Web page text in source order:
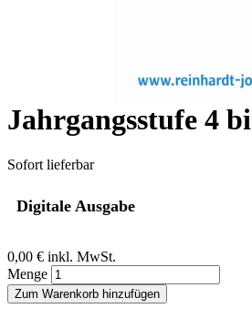
Mathematik und
Jahrgangsstufe 4
Sofort lieferbar
Digitale Ausgabe
0,00 € inkl. MwSt.
Menge
Zum Warenkorb hinzufügen